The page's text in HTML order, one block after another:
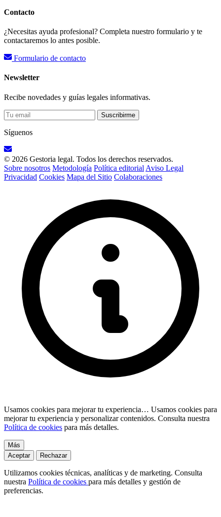
Contacto
¿Necesitas ayuda profesional? Completa nuestro formulario y te
contactaremos lo antes posible.
Formulario de contacto
Newsletter
Recibe novedades y guías legales informativas.
Suscribirme
Síguenos
© 2026 Gestoria legal. Todos los derechos reservados.
Sobre nosotros Metodología Política editorial Aviso Legal
Privacidad Cookies Mapa del Sitio Colaboraciones
Usamos cookies para mejorar tu experiencia… Usamos cookies para
mejorar tu experiencia y personalizar contenidos. Consulta nuestra
Política de cookies para más detalles.
Más
Aceptar
Rechazar
Utilizamos cookies técnicas, analíticas y de marketing. Consulta
nuestra Política de cookies para más detalles y gestión de
preferencias.